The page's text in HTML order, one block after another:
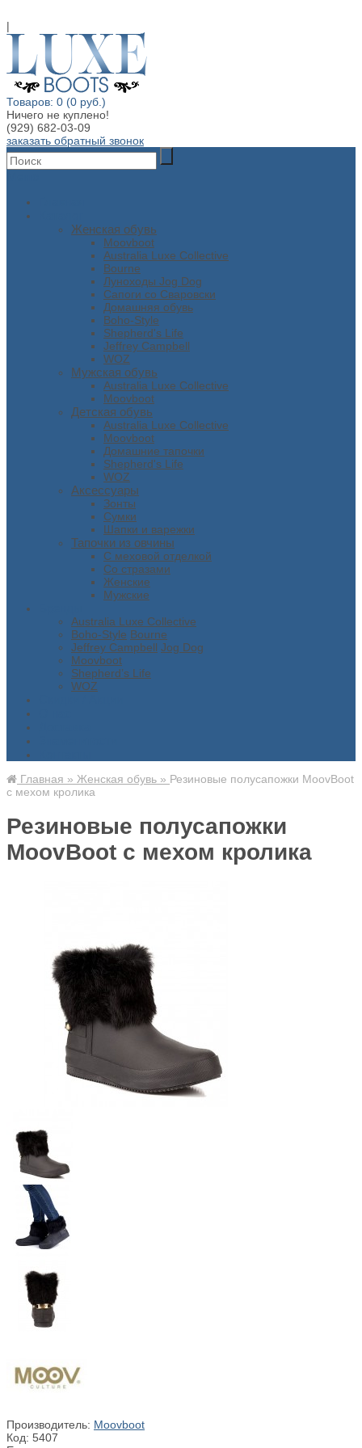
|
Товаров: 0 (0 руб.)
Ничего не куплено!
(929) 682-03-09
заказать обратный звонок
Женская обувь
Moovboot
Australia Luxe Collective
Bourne
Луноходы Jog Dog
Сапоги со Сваровски
Домашняя обувь
Boho-Style
Shepherd's Life
Jeffrey Campbell
WOZ
Мужская обувь
Australia Luxe Collective
Moovboot
Детская обувь
Australia Luxe Collective
Moovboot
Домашние тапочки
Shepherd's Life
WOZ
Аксессуары
Зонты
Сумки
Шапки и варежки
Тапочки из овчины
С меховой отделкой
Со стразами
Женские
Мужские
Australia Luxe Collective
Boho-Style Bourne
Jeffrey Campbell Jog Dog
Moovboot
Shepherd’s Life
WOZ
Главная » Женская обувь » Резиновые полусапожки MoovBoot
с мехом кролика
Резиновые полусапожки
MoovBoot с мехом кролика
Производитель: Moovboot
Код: 5407